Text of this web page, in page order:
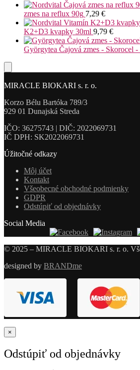
zmes na reflux 90g 7,29 €
K2+D3 kvapky 30ml 9,79 €
Györgytea Čajová zmes - Skorocel
MIRACLE BIOKARI s. r. o.
Korzo Bélu Bartóka 789/3
929 01 Dunajská Streda
IČO: 36275743 | DIČ: 2022069731
IČ DPH: SK2022069731
Úžitočné odkazy
Môj účet
Kontakt
Všeobecné obchodné podmienky
GDPR
Odstúpiť od objednávky
Social Media
© 2025 – MIRACLE BIOKARI s. r. o.
designed by BRANDme
×
Odstúpiť od objednávky